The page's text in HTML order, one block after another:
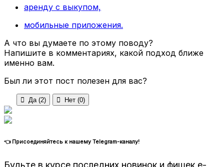
аренду с выкупом,
мобильные приложения.
А что вы думаете по этому поводу?
Напишите в комментариях, какой подход ближе
именно вам.
Был ли этот пост полезен для вас?
 Да (2)  Нет (0)
👈 Присоединяйтесь к нашему Telegram-каналу!
Будьте в курсе последних новинок и фишек e-